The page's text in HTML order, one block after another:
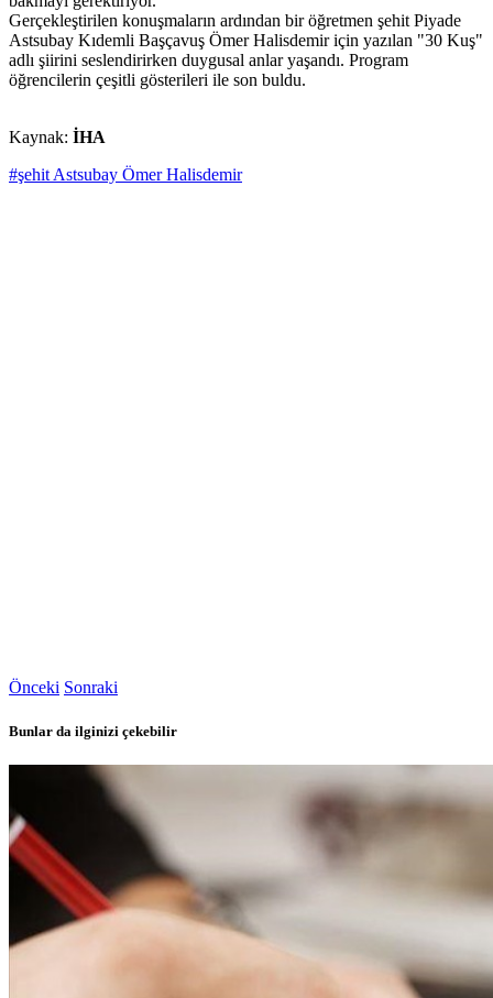
Gerçekleştirilen konuşmaların ardından bir öğretmen şehit Piyade
Astsubay Kıdemli Başçavuş Ömer Halisdemir için yazılan "30 Kuş"
adlı şiirini seslendirirken duygusal anlar yaşandı. Program
öğrencilerin çeşitli gösterileri ile son buldu.
Kaynak: İHA
#şehit Astsubay Ömer Halisdemir
Önceki Sonraki
Bunlar da ilginizi çekebilir